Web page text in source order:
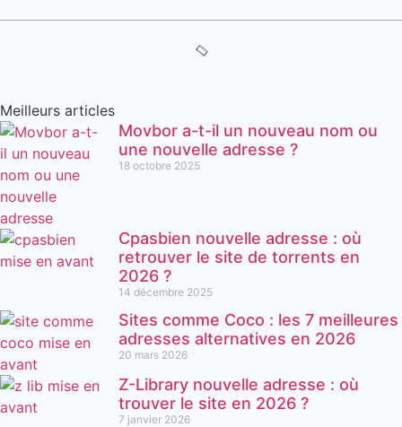
Meilleurs articles
Movbor a-t-il un nouveau nom ou
une nouvelle adresse ?
18 octobre 2025
Cpasbien nouvelle adresse : où
retrouver le site de torrents en
2026 ?
14 décembre 2025
Sites comme Coco : les 7 meilleures
adresses alternatives en 2026
20 mars 2026
Z-Library nouvelle adresse : où
trouver le site en 2026 ?
7 janvier 2026